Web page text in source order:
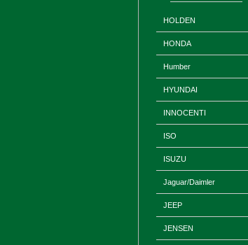
HOLDEN
HONDA
Humber
HYUNDAI
INNOCENTI
ISO
ISUZU
Jaguar/Daimler
JEEP
JENSEN